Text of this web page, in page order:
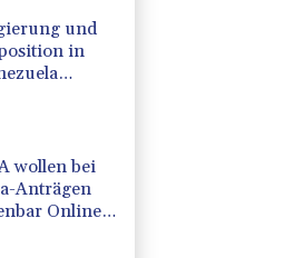
und
in
wollen bei
Anträgen
Online-